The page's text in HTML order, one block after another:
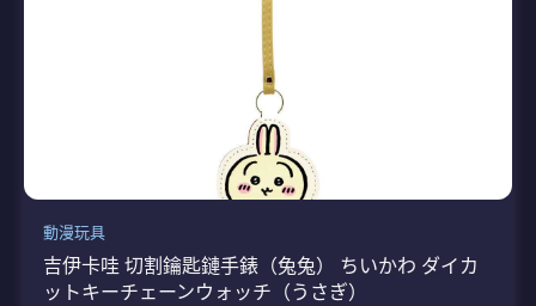
動漫玩具
吉伊卡哇 切割鑰匙鏈手錶（兔兔） ちいかわ ダイカ
ットキーチェーンウォッチ（うさぎ）